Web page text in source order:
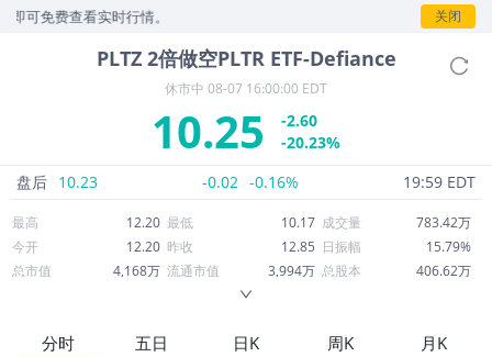
费查看实时行情。 关闭
PLTZ 2倍做空PLTR ETF-Defiance
休市中 08-07 16:00:00 EDT
10.25
-2.60
-20.23%
盘后 10.23 -0.02 -0.16% 19:59 EDT
最高 12.20 最低 10.17 成交量
783.42万
今开
12.20 昨收 12.85 日振幅
15.79%
总市值
4,168万 流通市值 3,994万 总股本
406.62万
52周最高
47.40 市盈率
分时 五日 日K 周K 月K